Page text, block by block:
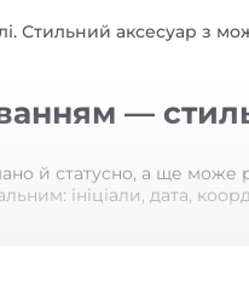
Стильний аксесуар з
—
й статусно, а ще може
ініціали, дата,